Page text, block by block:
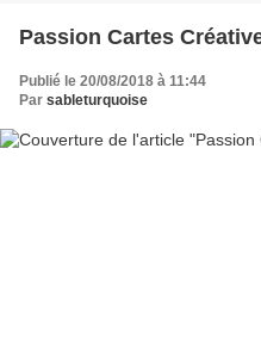
Passion Cartes
Publié le 20/08/2018 à 11:44
Par sableturquoise